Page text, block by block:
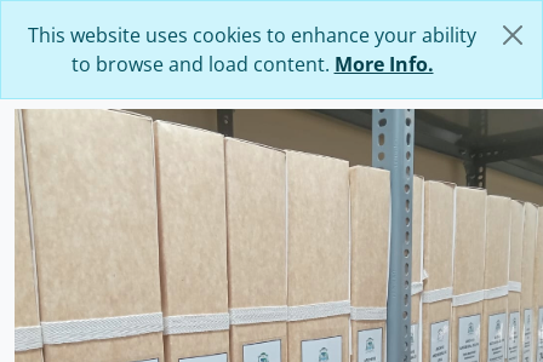
This website uses cookies to enhance your ability
to browse and load content. More Info.